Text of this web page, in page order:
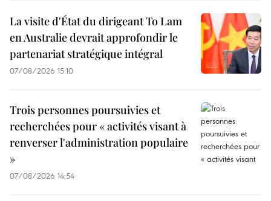
La visite d'État du dirigeant To Lam
en Australie devrait approfondir le
partenariat stratégique intégral
07/08/2026 15:10
Trois personnes poursuivies et
recherchées pour « activités visant à
renverser l'administration populaire
»
07/08/2026 14:54